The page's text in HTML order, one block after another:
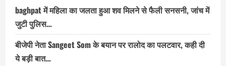
baghpat में महिला का जलता हुआ शव मिलने से फैली सनसनी, जांच में
जुटी पुलिस…
बीजेपी नेता Sangeet Som के बयान पर रालोद का पलटवार, कही दी
ये बड़ी बात…